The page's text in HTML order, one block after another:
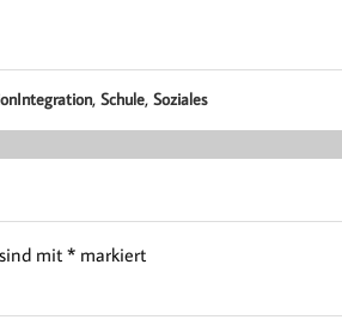
, Schule, Soziales
mit *markiert